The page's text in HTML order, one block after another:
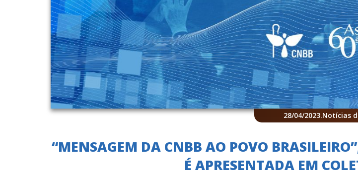
28/04/2023.Notícias
“MENSAGEM DA CNBB AO POVO
É APRESENTADA EM